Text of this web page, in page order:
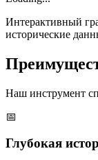
Интерактивный
исторические
Наш инструмент
📅
Глубокая